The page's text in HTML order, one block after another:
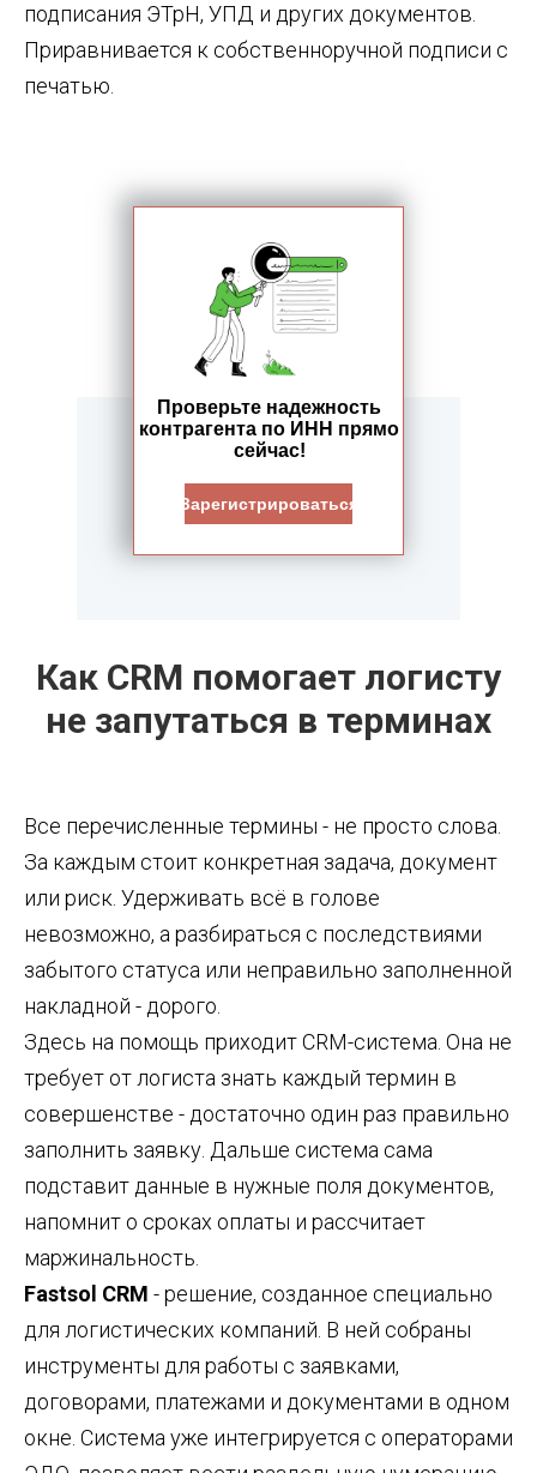
подписания ЭТрН, УПД и других документов.
Приравнивается к собственноручной подписи с
печатью.
Проверьте надежность
контрагента по ИНН прямо
сейчас!
Зарегистрироваться
Как CRM помогает логисту
не запутаться в терминах
Все перечисленные термины - не просто слова.
За каждым стоит конкретная задача, документ
или риск. Удерживать всё в голове
невозможно, а разбираться с последствиями
забытого статуса или неправильно заполненной
накладной - дорого.
Здесь на помощь приходит CRM-система. Она не
требует от логиста знать каждый термин в
совершенстве - достаточно один раз правильно
заполнить заявку. Дальше система сама
подставит данные в нужные поля документов,
напомнит о сроках оплаты и рассчитает
маржинальность.
Fastsol CRM - решение, созданное специально
для логистических компаний. В ней собраны
инструменты для работы с заявками,
договорами, платежами и документами в одном
окне. Система уже интегрируется с операторами